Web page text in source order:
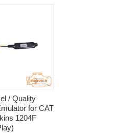
/ Quality
for CAT
1204F